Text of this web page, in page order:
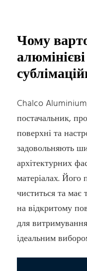
Чому
Chalco
постачальник,
поверхні та
задовольняють
архітектурних
матеріалах. Його
чиститься та має
на відкритому
для
ідеальним